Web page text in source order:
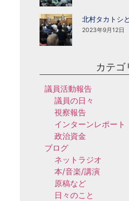
北村タカトシ
2023年9月12日
カテゴ
議員活動報告
議員の日々
視察報告
インターンレポート
政治資金
ブログ
ネットラジオ
本/音楽/講演
原稿など
日々のこと